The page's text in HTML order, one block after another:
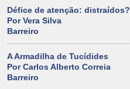
Défice de atenção: distraídos?
Por Vera Silva
Barreiro
A Armadilha de Tucídides
Por Carlos Alberto Correia
Barreiro